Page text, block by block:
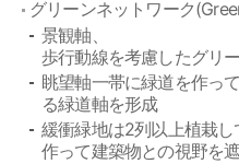
グリーンネットワーク
景観軸、
歩行動線を考慮したグリ
眺望軸一帯に緑道を作っ
る緑道軸を形成
緩衝緑地は2列以上植栽
作って建築物との視野を